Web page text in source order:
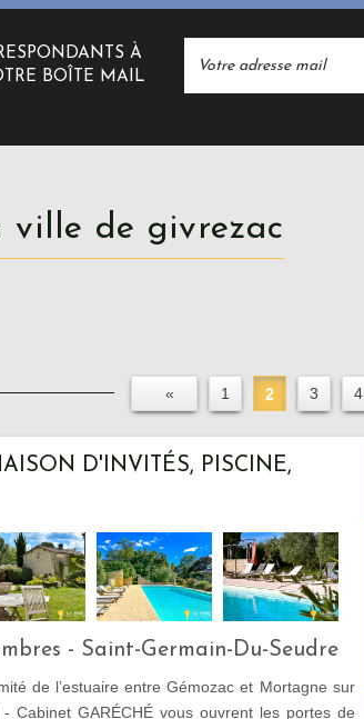
À
BOÎTE MAIL
ville de givrezac
« 1 2 3 4
D'INVITÉS, PISCINE,
- Saint-Germain-Du-Seudre
de l’estuaire entre Gémozac et Mortagne sur
Cabinet GARÉCHÉ vous ouvrent les portes de